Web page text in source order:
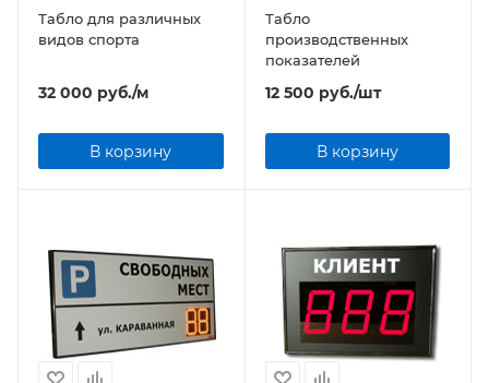
Табло для различных
видов спорта
32 000 руб./м
В корзину
Табло
производственных
показателей
12 500 руб./шт
В корзину